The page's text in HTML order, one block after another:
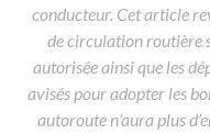
conducteur. Cet article
de circulation routière
autorisée ainsi que les
avisés pour adopter les
autoroute n’aura plus